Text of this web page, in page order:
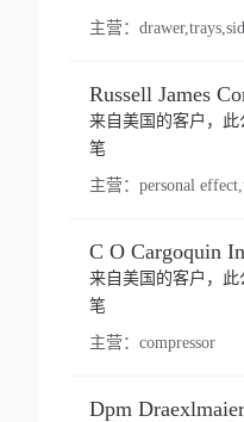
主营：
来自美国的客户，
笔
主营：
C O Cargoquin
来自美国的客户，
笔
主营： compressor